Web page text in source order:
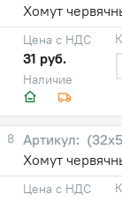
Хомут
Наличие
Цена с НДС
31 руб.
8
Хомут
Цена с НДС